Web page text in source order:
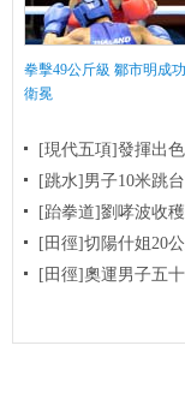
拳擊49公斤級 鄒市明成功
衛冕
[現代五項]發揮出
[跳水]男子10米跳
[跆拳道]劉哮波收
[田徑]切陽什姐20
[田徑]奧運男子五